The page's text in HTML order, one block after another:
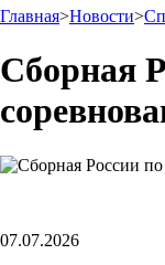
Главная>Новости>
Сборная
07.07.2026